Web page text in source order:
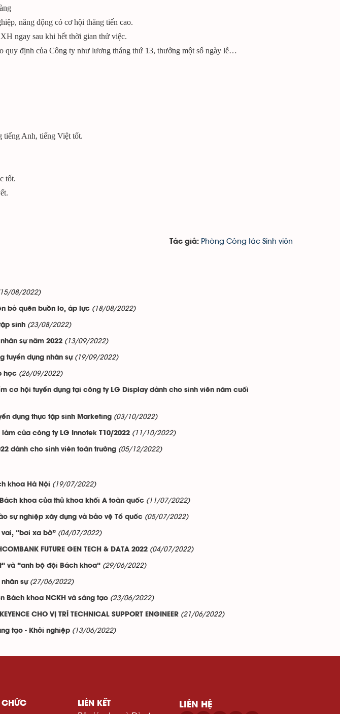
năng động có cơ hội thăng tiến cao.
ngay sau khi hết thời gian thử việc.
quy định của Công ty như lương tháng thứ 13, thưởng một số ngày lễ…
tiếng Anh, tiếng Việt tốt.
tốt.
Tác giả: Phòng Công tác Sinh viên
08/2022)
bỏ quên buồn lo, áp lực (18/08/2022)
sinh (23/08/2022)
sự năm 2022 (13/09/2022)
tuyển dụng nhân sự (19/09/2022)
học (26/09/2022)
cơ hội tuyển dụng tại công ty LG Display dành cho sinh viên năm cuối
dụng thực tập sinh Marketing (03/10/2022)
của công ty LG Innotek T10/2022 (11/10/2022)
dành cho sinh viên toàn trường (05/12/2022)
khoa Hà Nội (19/07/2022)
khoa của thủ khoa khối A toàn quốc (11/07/2022)
sự nghiệp xây dựng và bảo vệ Tổ quốc (05/07/2022)
vai, “bơi xa bờ” (04/07/2022)
FUTURE GEN TECH & DATA 2022 (04/07/2022)
và “anh bộ đội Bách khoa” (29/06/2022)
sự (27/06/2022)
Bách khoa NCKH và sáng tạo (23/06/2022)
CHO VỊ TRÍ TECHNICAL SUPPORT ENGINEER (21/06/2022)
tạo - Khởi nghiệp (13/06/2022)
LIÊN KẾT LIÊN HỆ